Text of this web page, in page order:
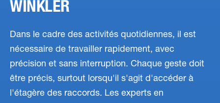
WINKLER
Dans le cadre des activités quotidiennes, il est
nécessaire de travailler rapidement, avec
précision et sans interruption. Chaque geste doit
être précis, surtout lorsqu'il s'agit d'accéder à
l'étagère des raccords. Les experts en